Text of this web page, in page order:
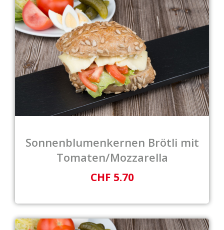
Sonnenblumenkernen Brötli mit
Tomaten/Mozzarella
CHF 5.70